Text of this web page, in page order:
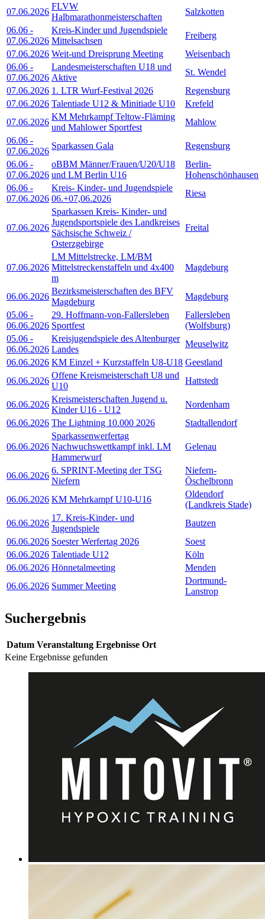
07.06.2026
FLVW
Halbmarathonmeisterschaften
Salzkotten
06.06 -
07.06.2026
Kreis-Kinder und Jugendspiele
Mittelsachsen
Freiberg
07.06.2026 Weit-und Dreisprung Meeting
Weisenbach
06.06 -
07.06.2026
Landesmeisterschaften U18 und
Aktive
St. Wendel
07.06.2026 1. LTR Wurf-Festival 2026
Regensburg
07.06.2026 Talentiade U12 & Minitiade U10
Krefeld
07.06.2026
KM Mehrkampf Teltow-Fläming
und Mahlower Sportfest
Mahlow
06.06 -
07.06.2026
Sparkassen Gala
Regensburg
06.06 -
07.06.2026
oBBM Männer/Frauen/U20/U18
und LM Berlin U16
Berlin-
Hohenschönhausen
06.06 -
07.06.2026
Kreis- Kinder- und Jugendspiele
06.+07,06.2026
Riesa
07.06.2026
Sparkassen Kreis- Kinder- und
Jugendsportspiele des Landkreises
Sächsische Schweiz /
Osterzgebirge
Freital
07.06.2026
LM Mittelstrecke, LM/BM
Mittelstreckenstaffeln und 4x400
m
Magdeburg
06.06.2026
Bezirksmeisterschaften des BFV
Magdeburg
Magdeburg
05.06 -
06.06.2026
29. Hoffmann-von-Fallersleben
Sportfest
Fallersleben
(Wolfsburg)
05.06 -
06.06.2026
Kreisjugendspiele des Altenburger
Landes
Meuselwitz
06.06.2026 KM Einzel + Kurzstaffeln U8-U18 Geestland
06.06.2026
Offene Kreismeisterschaft U8 und
U10
Hattstedt
06.06.2026
Kreismeisterschaften Jugend u.
Kinder U16 - U12
Nordenham
06.06.2026 The Lightning 10.000 2026 Stadtallendorf
06.06.2026
Sparkassenwerfertag
Nachwuchswettkampf inkl. LM
Hammerwurf
Gelenau
06.06.2026
6. SPRINT-Meeting der TSG
Niefern
Niefern-
Öschelbronn
06.06.2026 KM Mehrkampf U10-U16
Oldendorf
(Landkreis Stade)
06.06.2026
17. Kreis-Kinder- und
Jugendspiele
Bautzen
06.06.2026 Soester Werfertag 2026
Soest
06.06.2026 Talentiade U12
Köln
06.06.2026 Hönnetalmeeting
Menden
06.06.2026 Summer Meeting
Dortmund-
Lanstrop
Suchergebnis
Datum Veranstaltung Ergebnisse Ort
Keine Ergebnisse gefunden